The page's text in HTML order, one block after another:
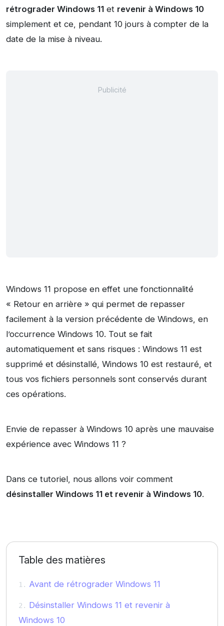
rétrograder Windows 11 et revenir à Windows 10
simplement et ce, pendant 10 jours à compter de la
date de la mise à niveau.
Windows 11 propose en effet une fonctionnalité
« Retour en arrière » qui permet de repasser
facilement à la version précédente de Windows, en
l’occurrence Windows 10. Tout se fait
automatiquement et sans risques : Windows 11 est
supprimé et désinstallé, Windows 10 est restauré, et
tous vos fichiers personnels sont conservés durant
ces opérations.
Envie de repasser à Windows 10 après une mauvaise
expérience avec Windows 11 ?
Dans ce tutoriel, nous allons voir comment
désinstaller Windows 11 et revenir à Windows 10.
Table des matières
Avant de rétrograder Windows 11
Désinstaller Windows 11 et revenir à
Windows 10